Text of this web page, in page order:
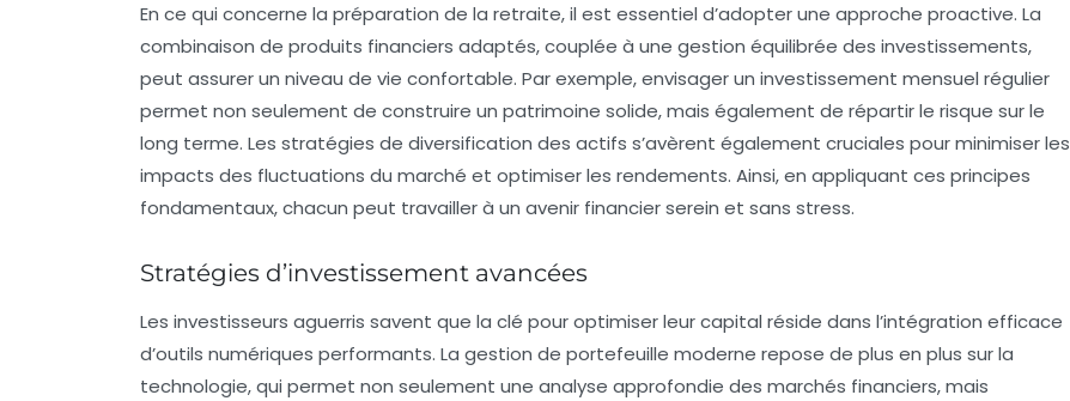
En ce qui concerne la préparation de la retraite, il est essentiel d’adopter une approche proactive. La
combinaison de produits financiers adaptés, couplée à une gestion équilibrée des investissements,
peut assurer un niveau de vie confortable. Par exemple, envisager un investissement mensuel régulier
permet non seulement de construire un patrimoine solide, mais également de répartir le risque sur le
long terme. Les stratégies de diversification des actifs s’avèrent également cruciales pour minimiser les
impacts des fluctuations du marché et optimiser les rendements. Ainsi, en appliquant ces principes
fondamentaux, chacun peut travailler à un avenir financier serein et sans stress.
Stratégies d’investissement avancées
Les investisseurs aguerris savent que la clé pour optimiser leurcapital réside dans l’intégration efficace
d’outils numériques performants. La gestion de portefeuille moderne repose de plus en plus sur la
technologie, qui permet non seulement une analyse approfondie des marchés financiers, mais